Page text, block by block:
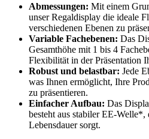
Abmessungen: Mit einem
unser Regaldisplay die ideale
verschiedenen Ebenen zu
Variable Fachebenen: Das
Gesamthöhe mit 1 bis 4
Flexibilität in der Präsentation
Robust und belastbar: Jede
was Ihnen ermöglicht, Ihre
zu präsentieren.
Einfacher Aufbau: Das
besteht aus stabiler EE-Welle*,
Lebensdauer sorgt.